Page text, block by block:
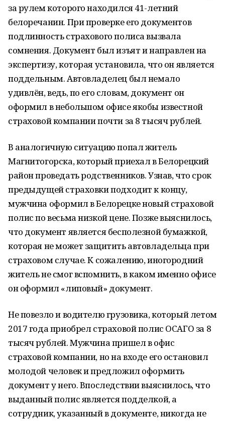
за рулем которого находился 41-летний
белоречанин. При проверке его документов
подлинность страхового полиса вызвала
сомнения. Документ был изъят и направлен на
экспертизу, которая установила, что он является
поддельным. Автовладелец был немало
удивлён, ведь, по его словам, документ он
оформил в небольшом офисе якобы известной
страховой компании почти за 8 тысяч рублей.
В аналогичную ситуацию попал житель
Магнитогорска, который приехал в Белорецкий
район проведать родственников. Узнав, что срок
предыдущей страховки подходит к концу,
мужчина оформил в Белорецке новый страховой
полис по весьма низкой цене. Позже выяснилось,
что документ является бесполезной бумажкой,
которая не может защитить автовладельца при
страховом случае. К сожалению, иногородний
житель не смог вспомнить, в каком именно офисе
он оформил «липовый» документ.
Не повезло и водителю грузовика, который летом
2017 года приобрел страховой полис ОСАГО за 8
тысяч рублей. Мужчина пришел в офис
страховой компании, но на входе его остановил
молодой человек и предложил оформить
документ у него. Впоследствии выяснилось, что
выданный полис является подделкой, а
сотрудник, указанный в документе, никогда не